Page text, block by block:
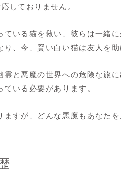
しておりません。
ている猫を救い、彼らは一緒
り、今、賢い白い猫は友人を
霊と悪魔の世界への危険な旅
いる必要があります。
ますが、どんな悪魔もあなた